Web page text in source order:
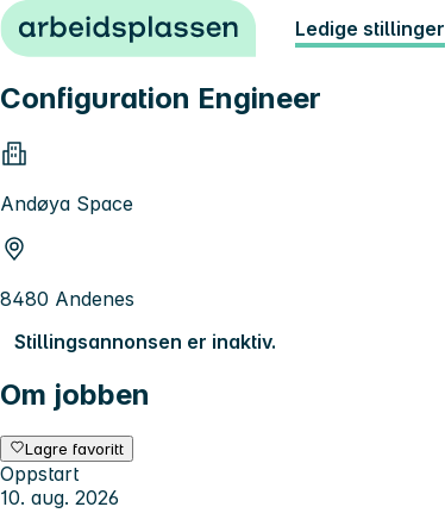
Hopp til innhold Ledige stillinger
Configuration Engineer
Andøya Space
8480 Andenes
Stillingsannonsen er inaktiv.
Om jobben
Lagre favoritt
Oppstart
10. aug. 2026